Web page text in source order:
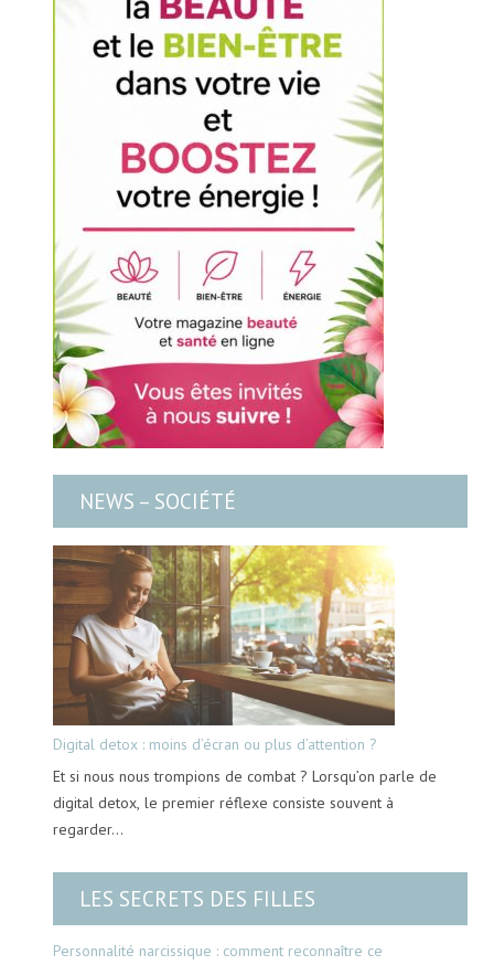
NEWS – SOCIÉTÉ
Digital detox : moins d’écran ou plus d’attention ?
Et si nous nous trompions de combat ? Lorsqu’on parle de
digital detox, le premier réflexe consiste souvent à
regarder…
LES SECRETS DES FILLES
Personnalité narcissique : comment reconnaître ce